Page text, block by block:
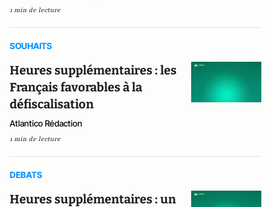
1 min de lecture
SOUHAITS
Heures supplémentaires : les
Français favorables à la
défiscalisation
Atlantico Rédaction
1 min de lecture
DEBATS
Heures supplémentaires : un